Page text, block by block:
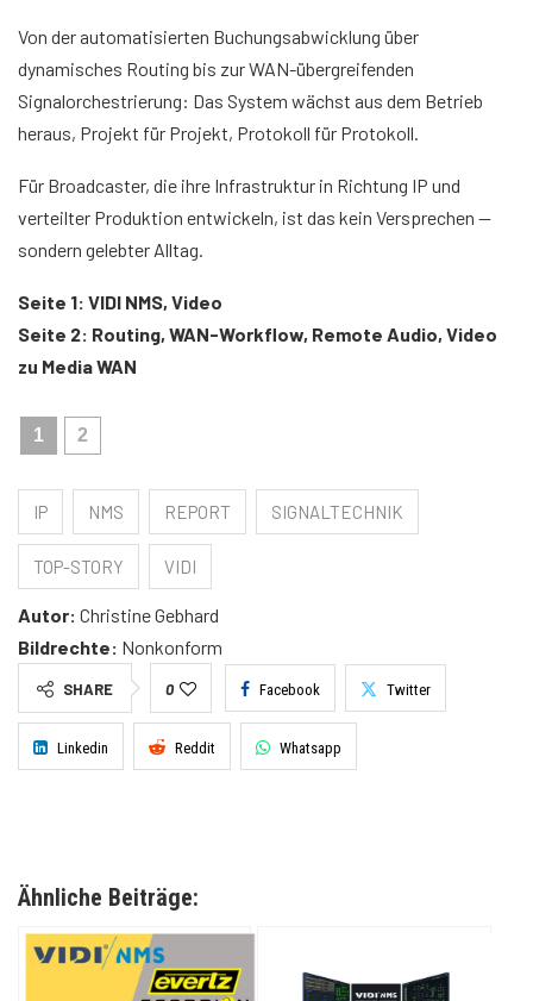
Von der automatisierten Buchungsabwicklung über
dynamisches Routing bis zur WAN-übergreifenden
Signalorchestrierung: Das System wächst aus dem Betrieb
heraus, Projekt für Projekt, Protokoll für Protokoll.
Für Broadcaster, die ihre Infrastruktur in Richtung IP und
verteilter Produktion entwickeln, ist das kein Versprechen —
sondern gelebter Alltag.
Seite 1: VIDI NMS, Video
Seite 2: Routing, WAN-Workflow, Remote Audio, Video
zu Media WAN
1 2
IP NMS REPORT SIGNALTECHNIK
TOP-STORY VIDI
Autor: Christine Gebhard
Bildrechte: Nonkonform
SHARE 0 Facebook Twitter
Linkedin Reddit Whatsapp
Ähnliche Beiträge: